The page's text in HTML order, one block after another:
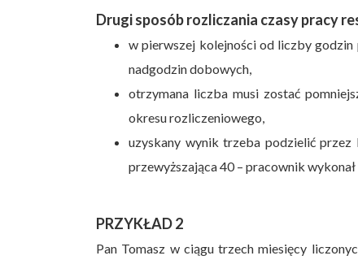
Drugi sposób rozliczania czasy pracy
w pierwszej kolejności od liczby
nadgodzin dobowych,
otrzymana liczba musi zostać
okresu rozliczeniowego,
uzyskany wynik trzeba podzielić
przewyższająca 40 – pracownik
PRZYKŁAD 2
Pan Tomasz w ciągu trzech miesięcy